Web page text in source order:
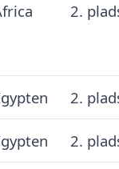
2.
2.
2.